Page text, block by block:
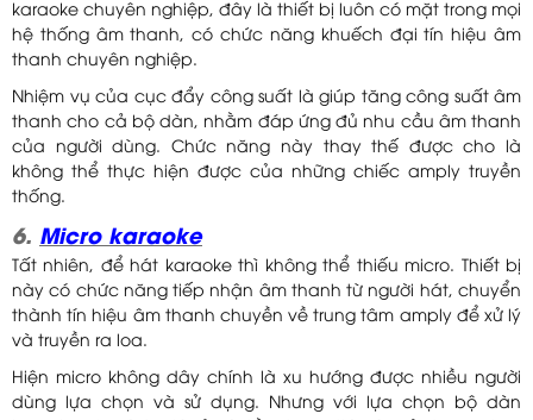
karaoke chuyên nghiệp, đây là thiết bị luôn có mặt trong mọi
hệ thống âm thanh, có chức năng khuếch đại tín hiệu âm
thanh chuyên nghiệp.
Nhiệm vụ của cục đẩy công suất là giúp tăng công suất âm
thanh cho cả bộ dàn, nhằm đáp ứng đủ nhu cầu âm thanh
của người dùng. Chức năng này thay thế được cho là
không thể thực hiện được của những chiếc amply truyền
thống.
6. Micro karaoke
Tất nhiên, để hát karaoke thì không thể thiếu micro. Thiết bị
này có chức năng tiếp nhận âm thanh từ người hát, chuyển
thành tín hiệu âm thanh chuyền về trung tâm amply để xử lý
và truyền ra loa.
Hiện micro không dây chính là xu hướng được nhiều người
dùng lựa chọn và sử dụng. Nhưng với lựa chọn bộ dàn